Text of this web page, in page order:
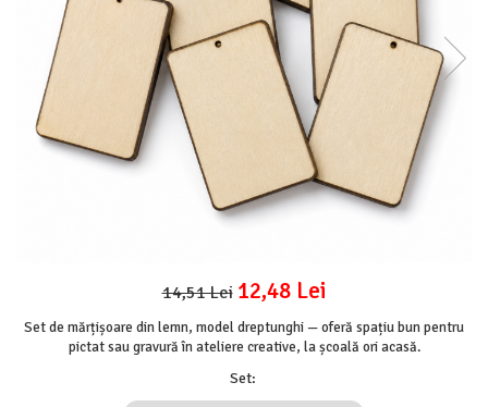
Mijloace de transport
Seturi figurine diverse
Forme vintage
Ornamente si scrapbooking
Scrapbooking
14,51 Lei 12,48 Lei
Set de mărțișoare din lemn, model dreptunghi — oferă spațiu bun pentru
pictat sau gravură în ateliere creative, la școală ori acasă.
Set: